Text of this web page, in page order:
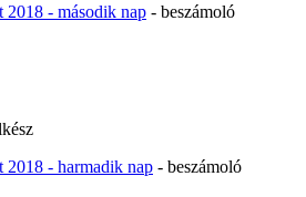
2018 - második nap - beszámoló
2018 - harmadik nap - beszámoló